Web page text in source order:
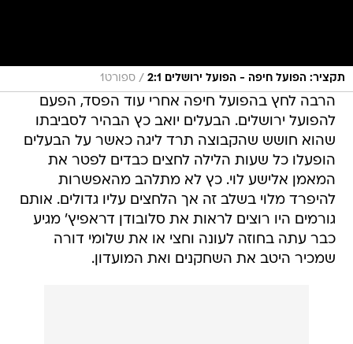
תקציר: הפועל חיפה - הפועל ירושלים 2:1 / ספורט1
הרבה לחץ בהפועל חיפה אחרי עוד הפסד, הפעם
להפועל ירושלים. הבעלים יואב כץ הבהיר לסביבתו
שהוא חושש שהקבוצה תרד ליגה כאשר על הבעלים
הופעלו כל שעות הלילה לחצים כבדים לפטר את
המאמן אלישע לוי. כץ לא מתלהב מהאפשרות
להיפרד מלוי בשלב זה אך הלחצים עליו גדולים. אותם
גורמים היו רוצים לראות את סלובודן דראפיץ' מגיע
כבר עתה בחוזה לעונה וחצי או את שלומי דורה
שמכיר היטב את השחקנים ואת המועדון.